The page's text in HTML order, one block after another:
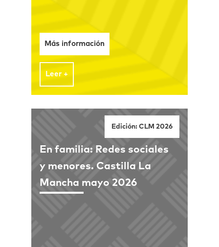
Más información
Leer +
Edición: CLM 2026
En familia: Redes sociales
y menores. Castilla La
Mancha mayo 2026